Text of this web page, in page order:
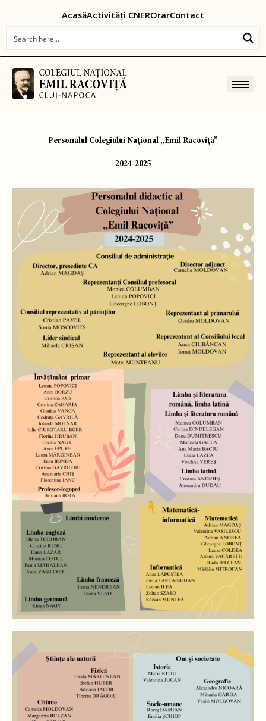
content
AcasăActivități CNEROrarContact
Personalul Colegiului Național „Emil Racoviță”
2024-2025